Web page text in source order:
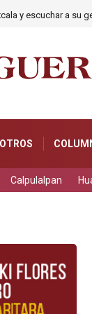
y escuchar a su
Calpulalpan